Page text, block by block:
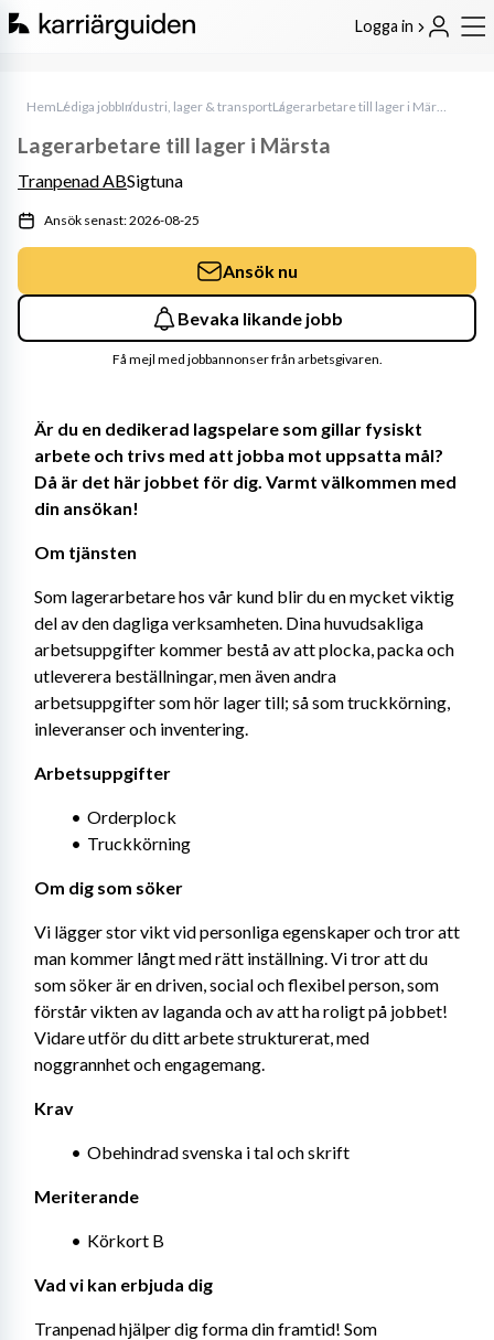
Logga in
HemLediga jobbIndustri, lager & transport Lagerarbetare till lager i Märsta
Är du en dedikerad lagspelare som gillar fysiskt
arbete och trivs med att jobba mot uppsatta mål?
Då är det här jobbet för dig. Varmt välkommen med
din ansökan!
Om tjänsten
Som lagerarbetare hos vår kund blir du en mycket viktig
del av den dagliga verksamheten. Dina huvudsakliga
arbetsuppgifter kommer bestå av att plocka, packa och
utleverera beställningar, men även andra
arbetsuppgifter som hör lager till; så som truckkörning,
inleveranser och inventering.
Arbetsuppgifter
Orderplock
Truckkörning
Om dig som söker
Vi lägger stor vikt vid personliga egenskaper och tror att
man kommer långt med rätt inställning. Vi tror att du
som söker är en driven, social och flexibel person, som
förstår vikten av laganda och av att ha roligt på jobbet!
Vidare utför du ditt arbete strukturerat, med
noggrannhet och engagemang.
Krav
Obehindrad svenska i tal och skrift
Meriterande
Körkort B
Vad vi kan erbjuda dig
Tranpenad hjälper dig forma din framtid! Som
Lagerarbetare till lager i Märsta
Tranpenad ABSigtuna
Ansök senast: 2026-08-25
Ansök nu
Bevaka likande jobb
Få mejl med jobbannonser från arbetsgivaren.